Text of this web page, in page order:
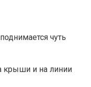
чуть
крыши и на линии